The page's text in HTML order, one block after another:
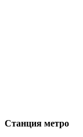
Станция метро